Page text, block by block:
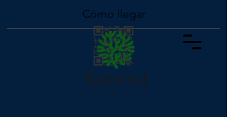
Cómo llegar